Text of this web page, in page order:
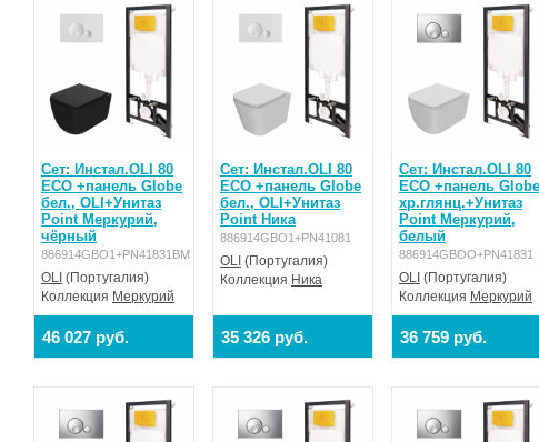
Сет: Инстал.OLI 80
ECO +панель Globe
бел., OLI+Унитаз
Point Меркурий,
чёрный
886914GBO1+PN41831BM
OLI (Португалия)
Коллекция Меркурий
46 027 руб.
Сет: Инстал.OLI 80
ECO +панель Globe
бел., OLI+Унитаз
Point Ника
886914GBO1+PN41081
OLI (Португалия)
Коллекция Ника
35 326 руб.
Сет: Инстал.OLI 80
ECO +панель Globe
хр.глянц.+Унитаз
Point Меркурий,
белый
886914GBOO+PN41831
OLI (Португалия)
Коллекция Меркурий
36 759 руб.